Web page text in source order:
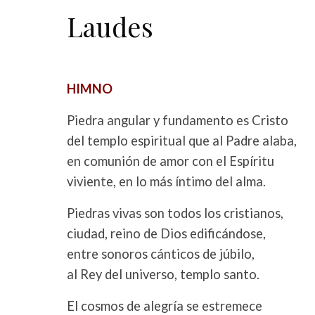
Laudes
HIMNO
Piedra angular y fundamento es Cristo
del templo espiritual que al Padre alaba,
en comunión de amor con el Espíritu
viviente, en lo más íntimo del alma.
Piedras vivas son todos los cristianos,
ciudad, reino de Dios edificándose,
entre sonoros cánticos de júbilo,
al Rey del universo, templo santo.
El cosmos de alegría se estremece